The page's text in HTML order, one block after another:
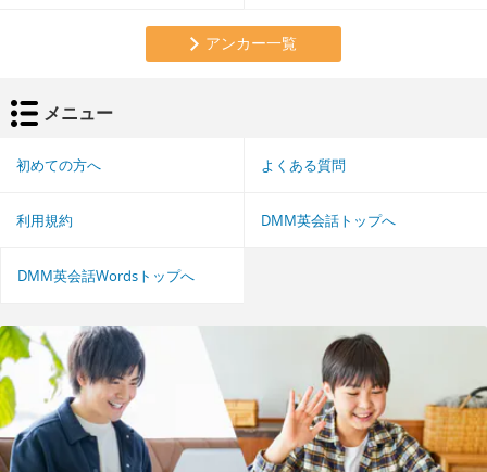
アンカー一覧
メニュー
初めての方へ よくある質問
利用規約 DMM英会話トップへ
DMM英会話Wordsトップへ